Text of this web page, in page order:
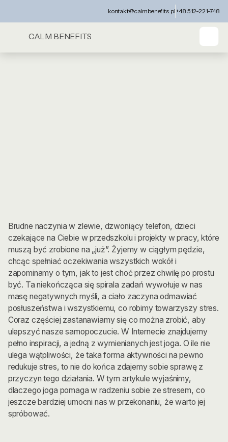
kontakt@calmbenefits.pl+48 512-221-748
CALM BENEFITS
Brudne naczynia w zlewie, dzwoniący telefon, dzieci
czekające na Ciebie w przedszkolu i projekty w pracy, które
muszą być zrobione na „już”. Żyjemy w ciągłym pędzie,
chcąc spełniać oczekiwania wszystkich wokół i
zapominamy o tym, jak to jest choć przez chwilę po prostu
być. Ta niekończąca się spirala zadań wywołuje w nas
masę negatywnych myśli, a ciało zaczyna odmawiać
posłuszeństwa i wszystkiemu, co robimy towarzyszy stres.
Coraz częściej zastanawiamy się co można zrobić, aby
ulepszyć nasze samopoczucie. W Internecie znajdujemy
pełno inspiracji, a jedną z wymienianych jest joga. O ile nie
ulega wątpliwości, że taka forma aktywności na pewno
redukuje stres, to nie do końca zdajemy sobie sprawę z
przyczyn tego działania. W tym artykule wyjaśnimy,
dlaczego joga pomaga w radzeniu sobie ze stresem, co
jeszcze bardziej umocni nas w przekonaniu, że warto jej
spróbować.